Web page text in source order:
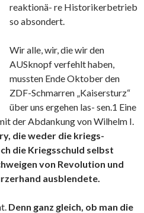
reaktionä- re Historikerbetrieb
so absondert.
Wir alle, wir, die wir den
AUSknopf verfehlt haben,
mussten Ende Oktober den
ZDF-Schmarren „Kaisersturz“
über uns ergehen las- sen.1 Eine
der Abdankung von Wilhelm I.
die weder die kriegs-
die Kriegsschuld selbst
von Revolution und
ausblendete.
Denn ganz gleich, ob man die